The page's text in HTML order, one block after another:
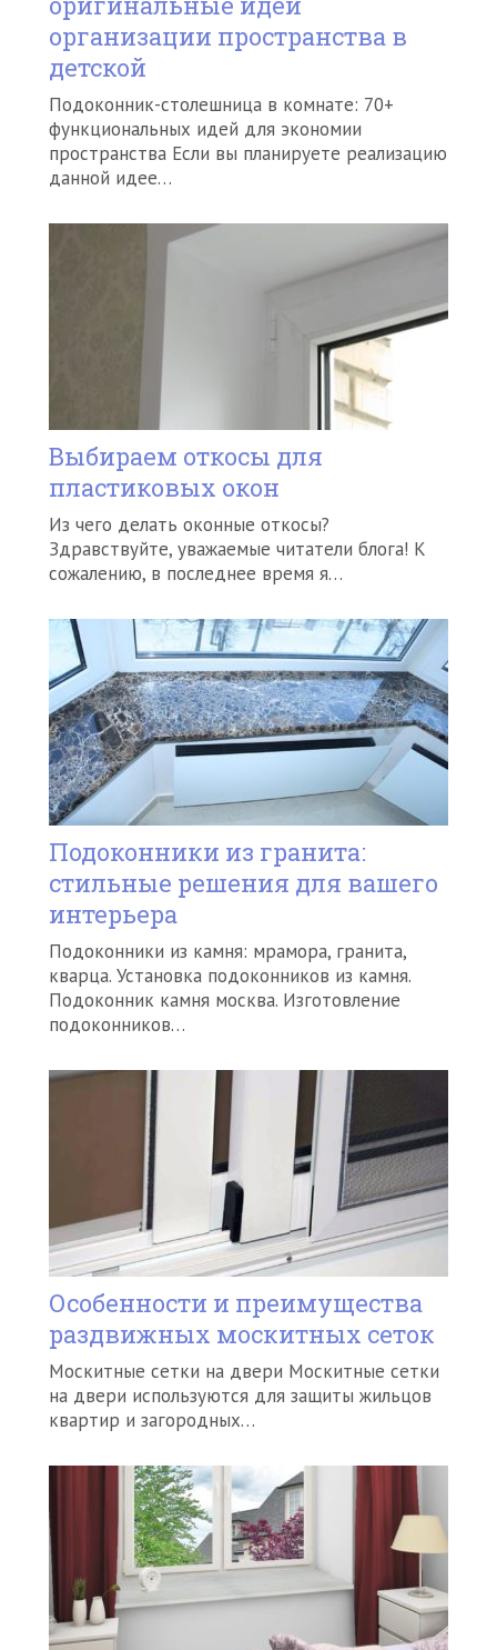
организации пространства в
детской
Подоконник-столешница в комнате: 70+
функциональных идей для экономии
пространства Если вы планируете реализацию
данной идее…
Выбираем откосы для
пластиковых окон
Из чего делать оконные откосы?
Здравствуйте, уважаемые читатели блога! К
сожалению, в последнее время я…
Подоконники из гранита:
стильные решения для вашего
интерьера
Подоконники из камня: мрамора, гранита,
кварца. Установка подоконников из камня.
Подоконник камня москва. Изготовление
подоконников…
Особенности и преимущества
раздвижных москитных сеток
Москитные сетки на двери Москитные сетки
на двери используются для защиты жильцов
квартир и загородных…